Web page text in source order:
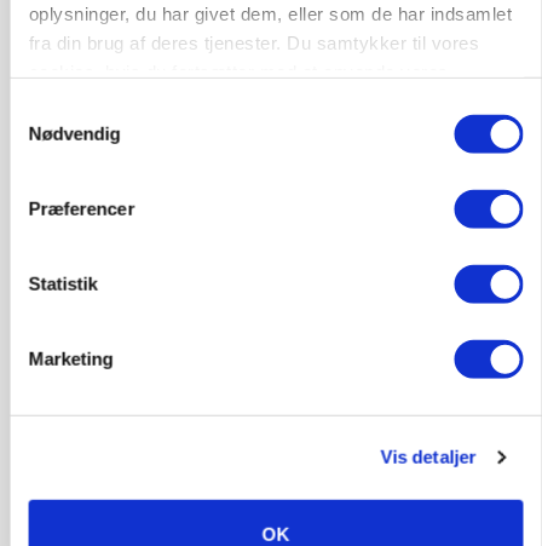
oplysninger, du har givet dem, eller som de har indsamlet
fra din brug af deres tjenester. Du samtykker til vores
Nødvendig
Præferencer
Statistik
Marketing
Vis detaljer
OK
Annonce
Loading...
BUSINESS